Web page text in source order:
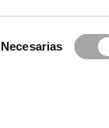
Necesarias